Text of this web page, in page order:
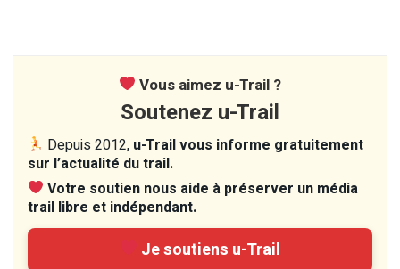
Vous aimez u-Trail ?
Soutenez u-Trail
Depuis 2012, u-Trail vous informe gratuitement
sur l’actualité du trail.
Votre soutien nous aide à préserver un média
trail libre et indépendant.
Je soutiens u-Trail